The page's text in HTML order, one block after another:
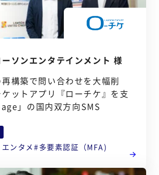
ソンエンタテインメント 様
構築で問い合わせを大幅削
ットアプリ『ローチケ』を支
」の国内双方向SMS
エンタメ 多要素認証（MFA)